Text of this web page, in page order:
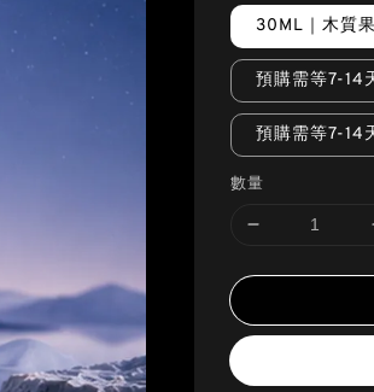
30ML｜木質
預購需等7-14
預購需等7-14
數量